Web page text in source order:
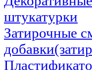
штукатурки
Затирочные